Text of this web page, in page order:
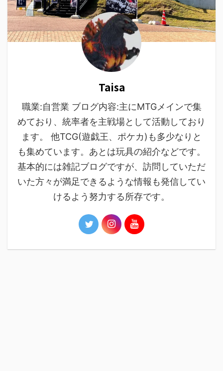
Taisa
職業:自営業 ブログ内容:主にMTGメインで集
めており、統率者を主戦場として活動しており
ます。 他TCG(遊戯王、ポケカ)も多少なりと
も集めています。あとは玩具の紹介などです。
基本的には雑記ブログですが、訪問していただ
いた方々が満足できるような情報も発信してい
けるよう努力する所存です。